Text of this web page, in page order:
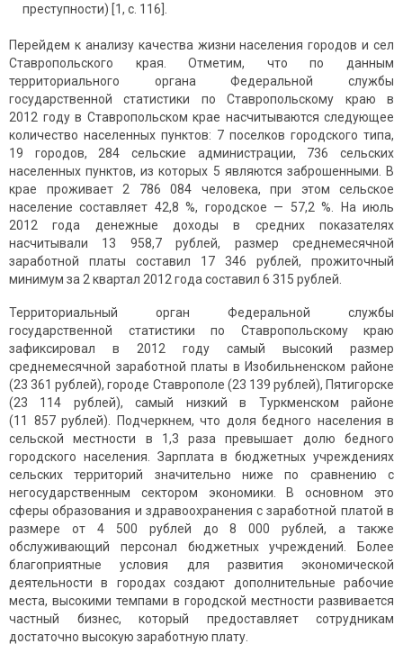
преступности) [1, с. 116].
Перейдем к анализу качества жизни населения городов и сел
Ставропольского края. Отметим, что по данным
территориального органа Федеральной службы
государственной статистики по Ставропольскому краю в
2012 году в Ставропольском крае насчитываются следующее
количество населенных пунктов: 7 поселков городского типа,
19 городов, 284 сельские администрации, 736 сельских
населенных пунктов, из которых 5 являются заброшенными. В
крае проживает 2 786 084 человека, при этом сельское
население составляет 42,8 %, городское — 57,2 %. На июль
2012 года денежные доходы в средних показателях
насчитывали 13 958,7 рублей, размер среднемесячной
заработной платы составил 17 346 рублей, прожиточный
минимум за 2 квартал 2012 года составил 6 315 рублей.
Территориальный орган Федеральной службы
государственной статистики по Ставропольскому краю
зафиксировал в 2012 году самый высокий размер
среднемесячной заработной платы в Изобильненском районе
(23 361 рублей), городе Ставрополе (23 139 рублей), Пятигорске
(23 114 рублей), самый низкий в Туркменском районе
(11 857 рублей). Подчеркнем, что доля бедного населения в
сельской местности в 1,3 раза превышает долю бедного
городского населения. Зарплата в бюджетных учреждениях
сельских территорий значительно ниже по сравнению с
негосударственным сектором экономики. В основном это
сферы образования и здравоохранения с заработной платой в
размере от 4 500 рублей до 8 000 рублей, а также
обслуживающий персонал бюджетных учреждений. Более
благоприятные условия для развития экономической
деятельности в городах создают дополнительные рабочие
места, высокими темпами в городской местности развивается
частный бизнес, который предоставляет сотрудникам
достаточно высокую заработную плату.